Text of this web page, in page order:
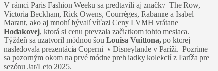
V rámci Paris Fashion Weeku sa predtavili aj značky The Row,
Victoria Beckham, Rick Owens, Courrèges, Rabanne a Isabel
Marant, ako aj mnohí bývalí víťazi Ceny LVMH vrátane
Hodakovej, ktorá si cenu prevzala začiatkom tohto mesiaca.
Týždeň sa uzatvoril módnou šou Louisa Vuittona, po ktorej
nasledovala prezentácia Coperni v Disneylande v Paríži. Pozrime
sa pozorným okom na prvé módne prehliadky kolekcií z Paríža pre
sezónu Jar/Leto 2025.